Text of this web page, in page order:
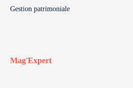
Gestion patrimoniale
Mag'Expert